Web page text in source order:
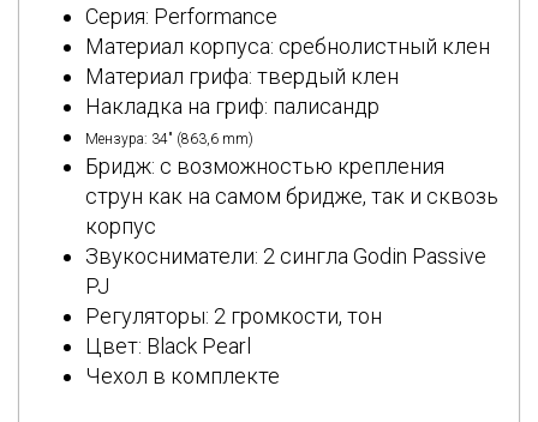
Серия: Performance
Материал корпуса: сребнолистный клен
Материал грифа: твердый клен
Накладка на гриф: палисандр
Мензура: 34″ (863,6 mm)
Бридж: с возможностью крепления
струн как на самом бридже, так и сквозь
корпус
Звукосниматели: 2 сингла Godin Passive
PJ
Регуляторы: 2 громкости, тон
Цвет: Black Pearl
Чехол в комплекте